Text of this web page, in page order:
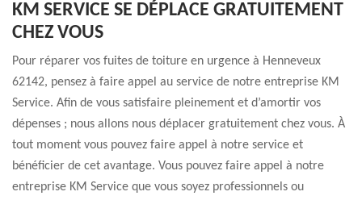
KM SERVICE SE DÉPLACE GRATUITEMENT
CHEZ VOUS
Pour réparer vos fuites de toiture en urgence à Henneveux
62142, pensez à faire appel au service de notre entreprise KM
Service. Afin de vous satisfaire pleinement et d’amortir vos
dépenses ; nous allons nous déplacer gratuitement chez vous. À
tout moment vous pouvez faire appel à notre service et
bénéficier de cet avantage. Vous pouvez faire appel à notre
entreprise KM Service que vous soyez professionnels ou